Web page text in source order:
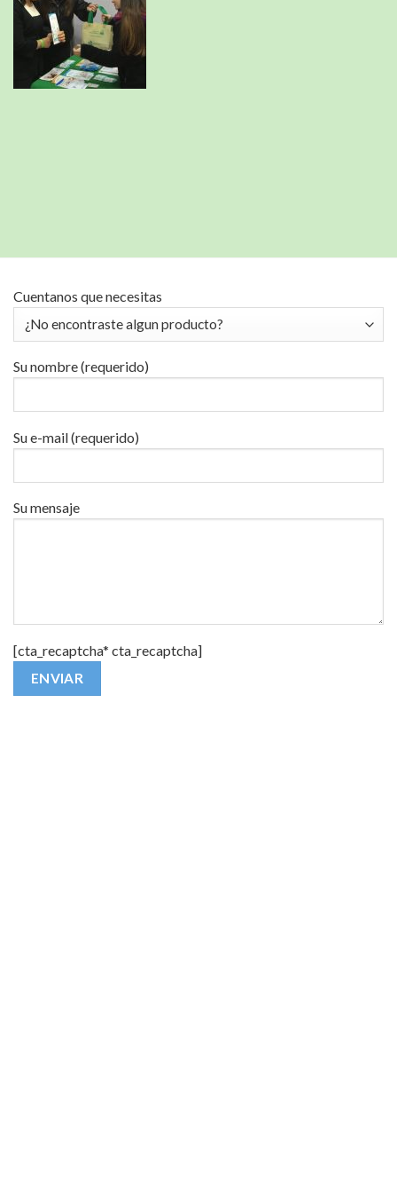
Cuentanos que necesitas
Su nombre (requerido)
Su e-mail (requerido)
Su mensaje
[cta_recaptcha* cta_recaptcha]